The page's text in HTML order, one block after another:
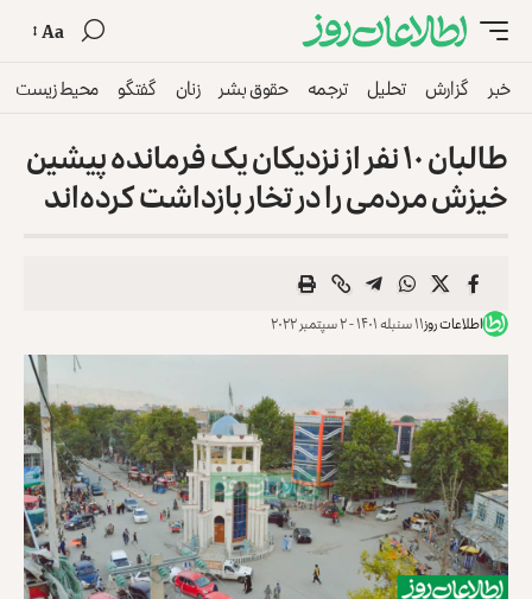
Aa
خبر گزارش تحلیل ترجمه حقوق بشر زنان گفتگو محیط زیست
طالبان ۱۰ نفر از نزدیکان یک فرمانده پیشین
خیزش مردمی را در تخار بازداشت کرده‌اند
اطلاعات روز۱۱ سنبله ۱۴۰۱ - ۲ سپتمبر ۲۰۲۲